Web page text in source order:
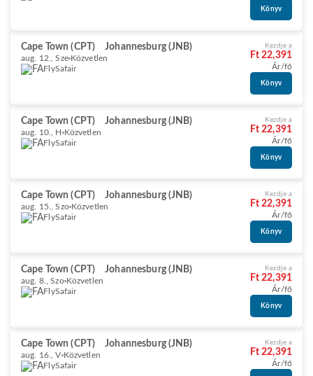
Könyv
Cape Town (CPT) Johannesburg (JNB)
aug. 12., Sze Közvetlen
FlySafair
Kezdje a
Ft 22,391
Ár/fő
Könyv
Cape Town (CPT) Johannesburg (JNB)
aug. 10., H Közvetlen
FlySafair
Kezdje a
Ft 22,391
Ár/fő
Könyv
Cape Town (CPT) Johannesburg (JNB)
aug. 15., Szo Közvetlen
FlySafair
Kezdje a
Ft 22,391
Ár/fő
Könyv
Cape Town (CPT) Johannesburg (JNB)
aug. 8., Szo Közvetlen
FlySafair
Kezdje a
Ft 22,391
Ár/fő
Könyv
Cape Town (CPT) Johannesburg (JNB)
aug. 16., V Közvetlen
FlySafair
Kezdje a
Ft 22,391
Ár/fő